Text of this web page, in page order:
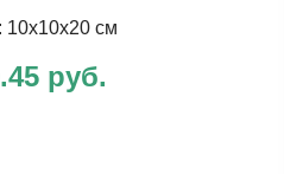
10х10х20 см
руб.